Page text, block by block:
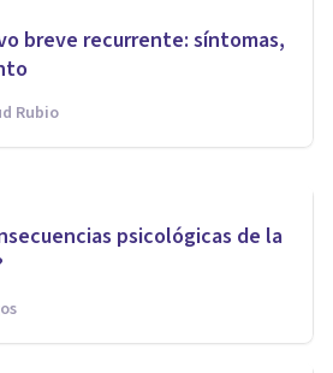
breve recurrente: síntomas,
Rubio
de autolesión y
Rubio
psicológicas de la